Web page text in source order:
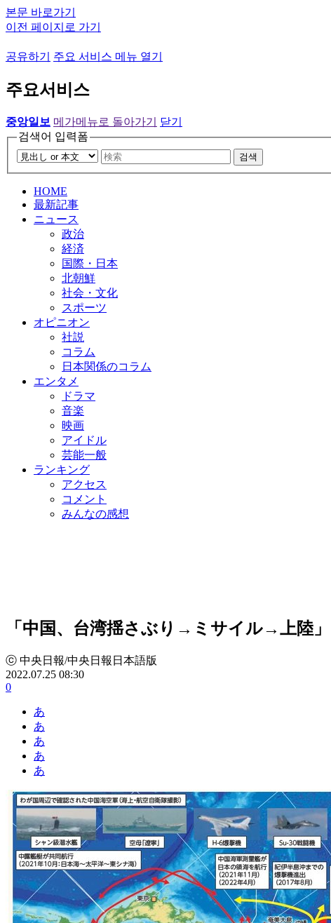
본문 바로가기
이전 페이지로 가기
공유하기 주요 서비스 메뉴 열기
주요서비스
중앙일보 메가메뉴로 돌아가기
닫기
검색어 입력폼
검색
HOME
最新記事
ニュース
政治
経済
国際・日本
北朝鮮
社会・文化
スポーツ
オピニオン
社説
コラム
日本関係のコラム
エンタメ
ドラマ
音楽
映画
アイドル
芸能一般
ランキング
アクセス
コメント
みんなの感想
「中国、台湾揺さぶり→ミサイル→上陸
ⓒ 中央日報/中央日報日本語版
2022.07.25 08:30
0
あ
あ
あ
あ
あ